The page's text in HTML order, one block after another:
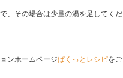
、その場合は少量の湯を足してくだ
ンホームページぱくっとレシピをご